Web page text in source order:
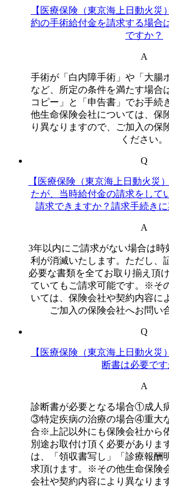
【医療保険（東京海上日動火災
約の手術給付金を請求する場合
ですか？
A
手術が「白内障手術」や「大腸
など、所定の条件を満たす場合
コピー」と「申告書」でお手
他生命保険会社については、保
り異なりますので、ご加入の保
ください。
Q
【医療保険（東京海上日動火災
たが、当時給付金の請求をして
請求できますか？請求手続き
A
3年以内にご請求がない場合は
利が消滅いたします。ただし、
必要な書類を全てお取り揃え頂
ていてもご請求可能です。※そ
いては、保険会社や契約内容に
ご加入の保険会社へお問い
Q
【医療保険（東京海上日動火災
断書は必要です
A
診断書が必要となる場合①成人
③特定疾病の治療の場合④重大
合※上記以外にも保険会社から
別途お取付け頂く必要があり
は、「領収書写し」「診療報酬
求頂けます。※その他生命保険
会社や契約内容により異なりま